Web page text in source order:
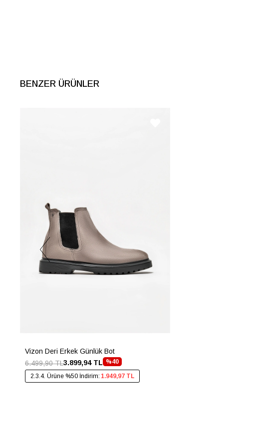
BENZER ÜRÜNLER
Vizon Deri Erkek Günlük Bot
%40
3.899,94 TL
6.499,90 TL
2.3.4. Ürüne %50 İndirim: 1.949,97 TL